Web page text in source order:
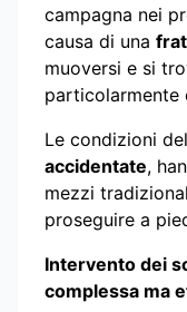
campagna nei
causa di una
muoversi e si
particolarmente
Le condizioni
accidentate,
mezzi
proseguire a
Intervento dei
complessa ma